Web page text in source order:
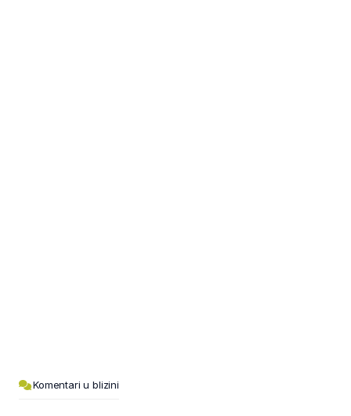
Komentari u blizini